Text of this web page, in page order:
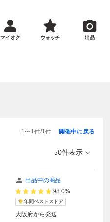
マイオク ウォッチ 出品
1〜1件/1件 開催中に戻る
50件表示
出品中の商品
98.0%
年間ベストストア
大阪府から発送